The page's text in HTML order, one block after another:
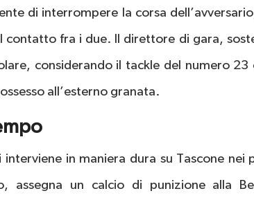
di interrompere la corsa
contatto fra i due. Il direttore di gara,
considerando il tackle del numero
all’esterno granata.
interviene in maniera dura su Tascone
assegna un calcio di punizione alla